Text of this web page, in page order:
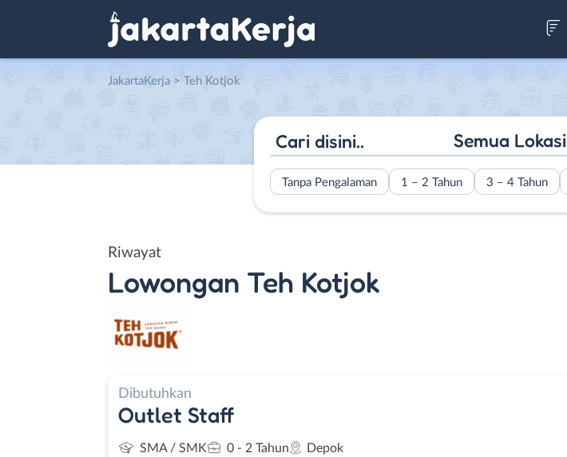
JakartaKerja > Teh Kotjok
Semua Lokasi
Tanpa Pengalaman 1 – 2 Tahun 3 – 4 Tahun
Riwayat
Lowongan Teh Kotjok
Dibutuhkan
Outlet Staff
SMA / SMK 0 - 2 Tahun Depok